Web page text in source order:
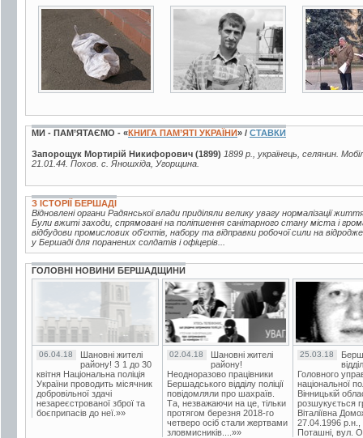
3 фото
МИ - ПАМ’ЯТАЄМО - «КНИГА ПАМ’ЯТІ УКРАЇНИ» / СТАВКИ
Запорощук Мортирій Никифорович (1899) 1899 р., українець, селянин.
21.01.44. Похов. с. Яношхіда, Угорщина.
З ІСТОРІЇ БЕРШАДІ
Відновлені органи Радянської влади приділяли велику увагу нормалізації
Були вжиті заходи, спрямовані на поліпшення санітарного стану міста і
відбудови промислових об'єктів, набору та відправки робочої сили на
у Бершаді для поранених солдатів і офіцерів...
ГОЛОВНІ НОВИНИ БЕРШАДЩИНИ
06.04.18
Шановні жителі
району! З 1 до 30
квітня Національна поліція
України проводить місячник
добровільної здачі
незареєстрованої зброї та
боєприпасів до неї.»»
02.04.18
Шановні жителі
району!
Неодноразово працівники
Бершадського відділу поліції
повідомляли про шахраїв.
Та, незважаючи на це, тільки
протягом березня 2018-го
четверо осіб стали жертвами
зловмисників....»»
25.03.18
Головного
національної
Вінницькій
розшукується
Віталіївна
27.04.1996 р.н.,
Поташні, вул.